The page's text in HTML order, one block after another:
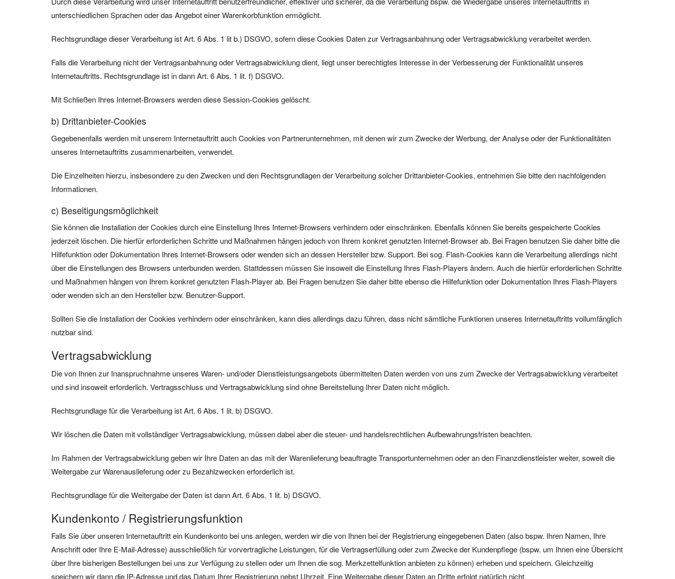
unterschiedlichen Sprachen oder das Angebot einer Warenkorbfunktion ermöglicht.
Rechtsgrundlage dieser Verarbeitung ist Art. 6 Abs. 1 lit b.) DSGVO, sofern diese Cookies Daten zur Vertragsanbahnung oder Vertragsabwicklung verarbeitet werden.
Falls die Verarbeitung nicht der Vertragsanbahnung oder Vertragsabwicklung dient, liegt unser berechtigtes Interesse in der Verbesserung der Funktionalität unseres
Internetauftritts. Rechtsgrundlage ist in dann Art. 6 Abs. 1 lit. f) DSGVO.
Mit Schließen Ihres Internet-Browsers werden diese Session-Cookies gelöscht.
b) Drittanbieter-Cookies
Gegebenenfalls werden mit unserem Internetauftritt auch Cookies von Partnerunternehmen, mit denen wir zum Zwecke der Werbung, der Analyse oder der Funktionalitäten
unseres Internetauftritts zusammenarbeiten, verwendet.
Die Einzelheiten hierzu, insbesondere zu den Zwecken und den Rechtsgrundlagen der Verarbeitung solcher Drittanbieter-Cookies, entnehmen Sie bitte den nachfolgenden
Informationen.
c) Beseitigungsmöglichkeit
Sie können die Installation der Cookies durch eine Einstellung Ihres Internet-Browsers verhindern oder einschränken. Ebenfalls können Sie bereits gespeicherte Cookies
jederzeit löschen. Die hierfür erforderlichen Schritte und Maßnahmen hängen jedoch von Ihrem konkret genutzten Internet-Browser ab. Bei Fragen benutzen Sie daher bitte die
Hilfefunktion oder Dokumentation Ihres Internet-Browsers oder wenden sich an dessen Hersteller bzw. Support. Bei sog. Flash-Cookies kann die Verarbeitung allerdings nicht
über die Einstellungen des Browsers unterbunden werden. Stattdessen müssen Sie insoweit die Einstellung Ihres Flash-Players ändern. Auch die hierfür erforderlichen Schritte
und Maßnahmen hängen von Ihrem konkret genutzten Flash-Player ab. Bei Fragen benutzen Sie daher bitte ebenso die Hilfefunktion oder Dokumentation Ihres Flash-Players
oder wenden sich an den Hersteller bzw. Benutzer-Support.
Sollten Sie die Installation der Cookies verhindern oder einschränken, kann dies allerdings dazu führen, dass nicht sämtliche Funktionen unseres Internetauftritts vollumfänglich
nutzbar sind.
Vertragsabwicklung
Die von Ihnen zur Inanspruchnahme unseres Waren- und/oder Dienstleistungsangebots übermittelten Daten werden von uns zum Zwecke der Vertragsabwicklung verarbeitet
und sind insoweit erforderlich. Vertragsschluss und Vertragsabwicklung sind ohne Bereitstellung Ihrer Daten nicht möglich.
Rechtsgrundlage für die Verarbeitung ist Art. 6 Abs. 1 lit. b) DSGVO.
Wir löschen die Daten mit vollständiger Vertragsabwicklung, müssen dabei aber die steuer- und handelsrechtlichen Aufbewahrungsfristen beachten.
Im Rahmen der Vertragsabwicklung geben wir Ihre Daten an das mit der Warenlieferung beauftragte Transportunternehmen oder an den Finanzdienstleister weiter, soweit die
Weitergabe zur Warenauslieferung oder zu Bezahlzwecken erforderlich ist.
Rechtsgrundlage für die Weitergabe der Daten ist dann Art. 6 Abs. 1 lit. b) DSGVO.
Kundenkonto / Registrierungsfunktion
Falls Sie über unseren Internetauftritt ein Kundenkonto bei uns anlegen, werden wir die von Ihnen bei der Registrierung eingegebenen Daten (also bspw. Ihren Namen, Ihre
Anschrift oder Ihre E-Mail-Adresse) ausschließlich für vorvertragliche Leistungen, für die Vertragserfüllung oder zum Zwecke der Kundenpflege (bspw. um Ihnen eine Übersicht
über Ihre bisherigen Bestellungen bei uns zur Verfügung zu stellen oder um Ihnen die sog. Merkzettelfunktion anbieten zu können) erheben und speichern. Gleichzeitig
speichern wir dann die IP-Adresse und das Datum Ihrer Registrierung nebst Uhrzeit. Eine Weitergabe dieser Daten an Dritte erfolgt natürlich nicht.